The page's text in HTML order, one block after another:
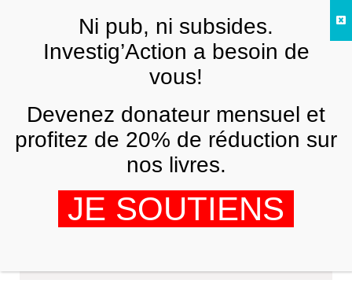
Rima Najjar
FRNi pub, ni subsides.
Investig’Action a besoin de
vous!
Devenez donateur mensuel et
profitez de 20% de réduction sur
nos livres.
JE SOUTIENS